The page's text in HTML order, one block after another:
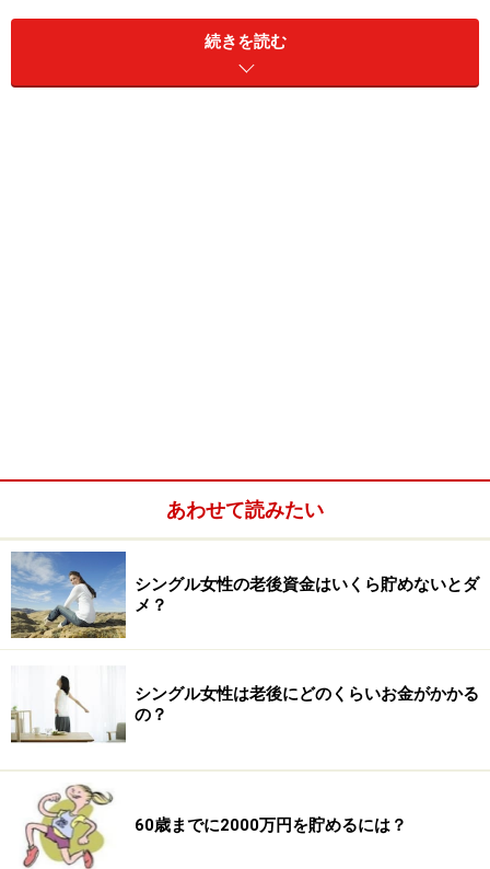
月平均で15万6374円がかかっています。
15万6000円と聞いて、皆さんはどう感じますか？高齢に
平均的な老後の生活費は合計で５４００万
円
くら必要と考えればいいのでしょうか？
60歳の女性の平均余命は28.68年（平成26年簡易生命表
続きを読む
あわせて読みたい
シングル女性の老後資金はいくら貯めないとダ
メ？
シングル女性は老後にどのくらいお金がかかる
の？
60歳までに2000万円を貯めるには？